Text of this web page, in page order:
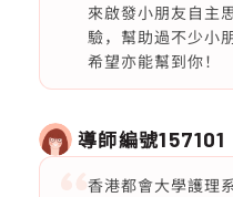
來啟發小朋友自主
驗，幫助過不少小
希望亦能幫到你！
導師編號157101
香港都會大學護理